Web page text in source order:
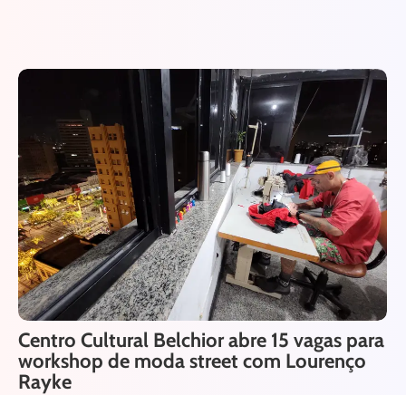
Centro Cultural Belchior abre 15 vagas para
workshop de moda street com Lourenço
Rayke